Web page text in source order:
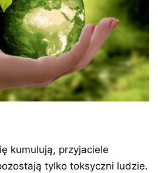
kumulują, przyjaciele
tylko toksyczni ludzie.